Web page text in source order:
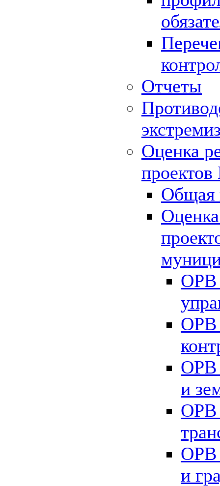
Отчеты
Оценка
Общая
ОРВ
ОРВ
ОРВ
и
ОРВ
ОРВ
и